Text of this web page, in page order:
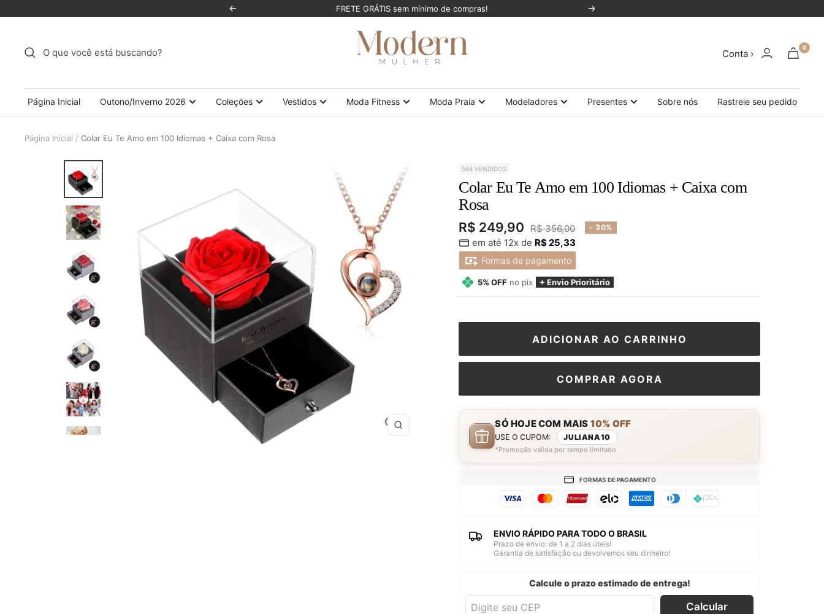
conteúdo
Anterior FRETE GRÁTIS sem mínimo de compras! Próxima
ModernMulher
Conta ›
0
Página Inicial Outono/Inverno 2026 Coleções Vestidos Moda Fitness Moda Praia Modeladores Presentes Sobre nós Rastreie seu pedido
Página Inicial Colar Eu Te Amo em 100 Idiomas + Caixa com Rosa
Zoom
564 VENDIDOS
Colar Eu Te Amo em 100 Idiomas + Caixa com
Rosa
Preço
promocional
R$ 249,90 Preço
normal
R$ 356,00 - 30%
em até 12x de R$ 25,33
Formas de pagamento
5% OFF no pix + Envio Prioritário
ADICIONAR AO CARRINHO
COMPRAR AGORA
SÓ HOJE COM MAIS 10% OFF
USE O CUPOM: JULIANA10
*Promoção válida por tempo limitado
FORMAS DE PAGAMENTO
ENVIO RÁPIDO PARA TODO O BRASIL
Prazo de envio: de 1 a 2 dias úteis!
Garantia de satisfação ou devolvemos seu dinheiro!
Calcule o prazo estimado de entrega!
Calcular